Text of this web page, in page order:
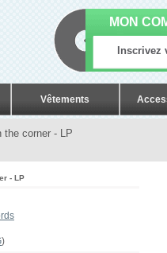
Vêtements
MON
Inscrivez
the corner - LP
- LP
)